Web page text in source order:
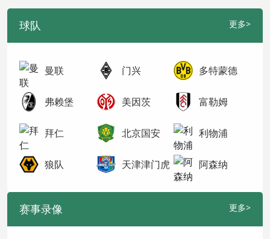
球队 更多>
曼联 门兴 多特蒙德
弗赖堡 美因茨 富勒姆
拜仁 北京国安 利物浦
狼队 天津津门虎 阿森纳
赛事录像 更多>